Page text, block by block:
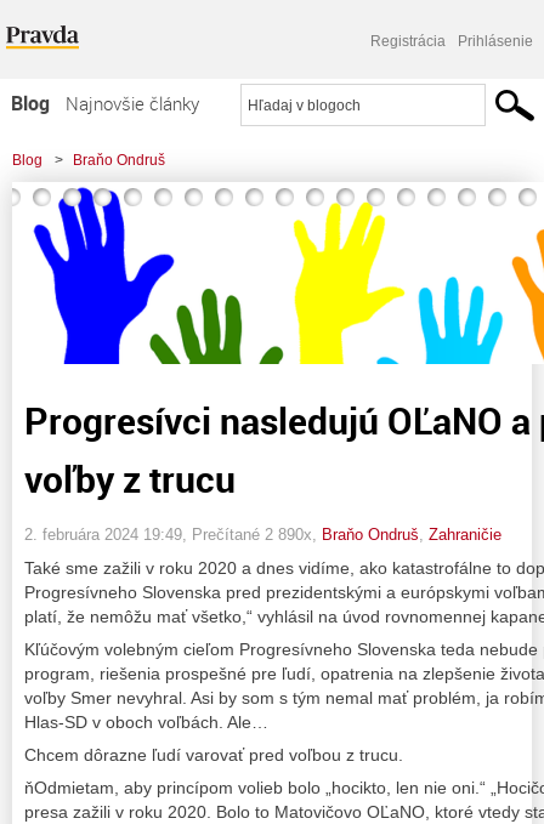
Registrácia Prihlásenie
Blog
Najnovšie články
Najčítanejšie články
Najkomentovanejšie články
Zoznam blogov
Komerčné blogy
Blog > Braňo Ondruš
> Progresívci nasledujú OĽaNO a presadzujú voľby z trucu
Progresívci nasledujú OĽaNO
voľby z trucu
2. februára 2024 19:49 , Prečítané 2 890x, Braňo Ondruš Zahraničie
Také sme zažili v roku 2020 a dnes vidíme, ako katastrofálne to
Progresívneho Slovenska pred prezidentskými a európskymi
platí, že nemôžu mať všetko,“ vyhlásil na úvod rovnomennej
Kľúčovým volebným cieľom Progresívneho Slovenska teda
program, riešenia prospešné pre ľudí, opatrenia na zlepšenie
voľby Smer nevyhral. Asi by som s tým nemal mať problém, ja
Hlas-SD v oboch voľbách. Ale…
Chcem dôrazne ľudí varovať pred voľbou z trucu.
ňOdmietam, aby princípom volieb bolo „hocikto, len nie oni.“
presa zažili v roku 2020. Bolo to Matovičovo OĽaNO, ktoré vtedy